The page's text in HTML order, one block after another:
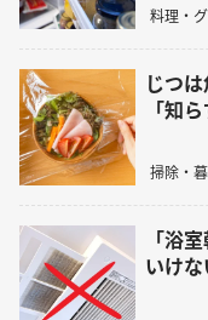
料理・
じつ
「知
掃除・
「浴
いけ